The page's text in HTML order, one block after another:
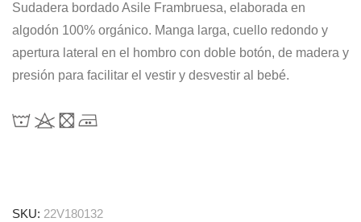
Sudadera bordado Asile Frambruesa, elaborada en
algodón 100% orgánico. Manga larga, cuello redondo y
apertura lateral en el hombro con doble botón, de madera y
presión para facilitar el vestir y desvestir al bebé.
SKU: 22V180132